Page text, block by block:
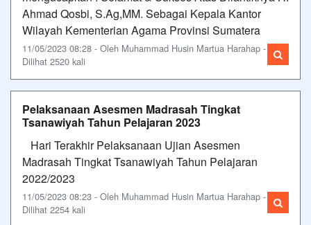
Ahmad Qosbi, S.Ag,MM. Sebagai Kepala Kantor
Wilayah Kementerian Agama Provinsi Sumatera
11/05/2023 08:28 - Oleh Muhammad Husin Martua Harahap -
Dilihat 2520 kali
Pelaksanaan Asesmen Madrasah Tingkat
Tsanawiyah Tahun Pelajaran 2023
Hari Terakhir Pelaksanaan Ujian Asesmen
Madrasah Tingkat Tsanawiyah Tahun Pelajaran
2022/2023
11/05/2023 08:23 - Oleh Muhammad Husin Martua Harahap -
Dilihat 2254 kali